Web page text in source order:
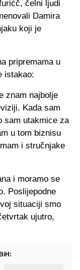
čelni ljudi
Damira
koji je
pripremama u
istakao:
znam najbolje
Kada sam
sam utakmice za
u tom biznisu
i stručnjake
i moramo se
Poslijepodne
situaciji smo
ujutro,